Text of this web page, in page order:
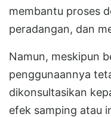
membantu proses
peradangan, dan
Namun, meskipun
penggunaannya
dikonsultasikan
efek samping atau